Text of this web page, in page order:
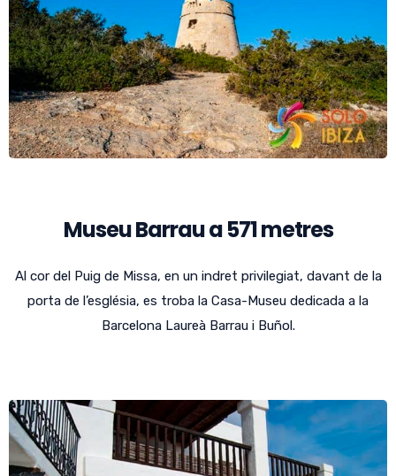
Museu Barrau a 571 metres
Al cor del Puig de Missa, en un indret privilegiat, davant de la
porta de l’església, es troba la Casa-Museu dedicada a la
Barcelona Laureà Barrau i Buñol.